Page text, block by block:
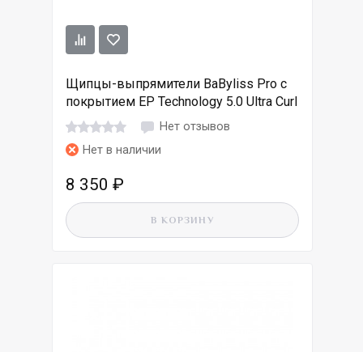
Щипцы-выпрямители BaByliss Pro с
покрытием EP Technology 5.0 Ultra Curl
Нет отзывов
Нет в наличии
8 350 ₽
В КОРЗИНУ